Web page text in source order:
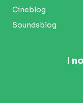
Cineblog
Soundsblog
I